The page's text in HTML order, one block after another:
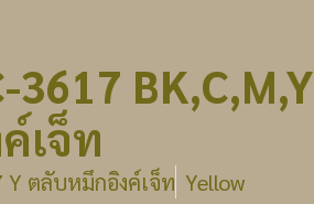
BK,C,M,Y
เจ็ท
Y ตลับหมึกอิงค์เจ็ท Yellow